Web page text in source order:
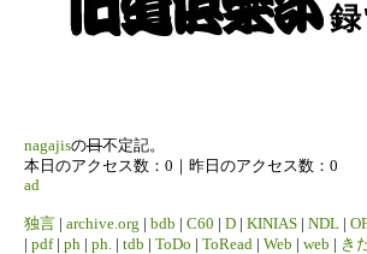
nagajisの日不定記。
本日のアクセス数：0｜昨日のアクセス数：0
ad
独言 | archive.org | bdb | C60 | D | KINIAS | NDL |
| pdf| ph | ph. | tdb | ToDo | ToRead | Web | web | き